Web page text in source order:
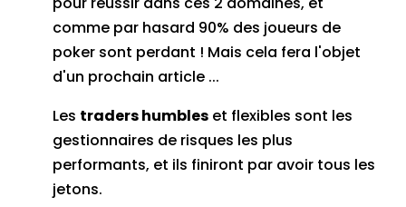
comme par hasard 90% des joueurs de
poker sont perdant ! Mais cela fera l'objet
d'un prochain article ...
Les traders humbleset flexibles sont les
gestionnaires de risques les plus
performants, et ils finiront par avoir tous les
jetons.